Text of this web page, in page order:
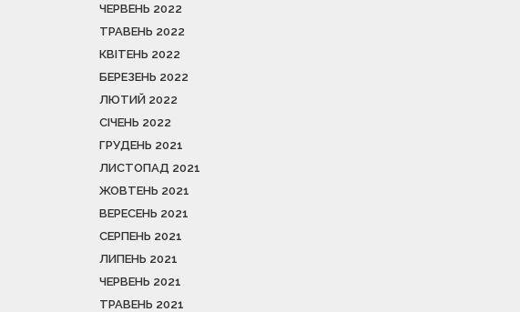
ЧЕРВЕНЬ 2022
ТРАВЕНЬ 2022
КВІТЕНЬ 2022
БЕРЕЗЕНЬ 2022
ЛЮТИЙ 2022
СІЧЕНЬ 2022
ГРУДЕНЬ 2021
ЛИСТОПАД 2021
ЖОВТЕНЬ 2021
ВЕРЕСЕНЬ 2021
СЕРПЕНЬ 2021
ЛИПЕНЬ 2021
ЧЕРВЕНЬ 2021
ТРАВЕНЬ 2021